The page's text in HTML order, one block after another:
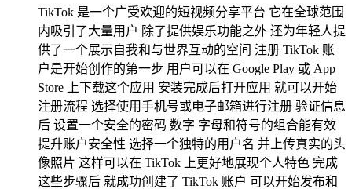
TikTok 是一个广受欢迎的短视频分享平台 它在全球范围
内吸引了大量用户 除了提供娱乐功能之外 还为年轻人提
供了一个展示自我和与世界互动的空间 注册 TikTok 账
户是开始创作的第一步 用户可以在 Google Play 或 App
Store 上下载这个应用 安装完成后打开应用 就可以开始
注册流程 选择使用手机号或电子邮箱进行注册 验证信息
后 设置一个安全的密码 数字 字母和符号的组合能有效
提升账户安全性 选择一个独特的用户名 并上传真实的头
像照片 这样可以在 TikTok 上更好地展现个人特色 完成
这些步骤后 就成功创建了 TikTok 账户 可以开始发布和